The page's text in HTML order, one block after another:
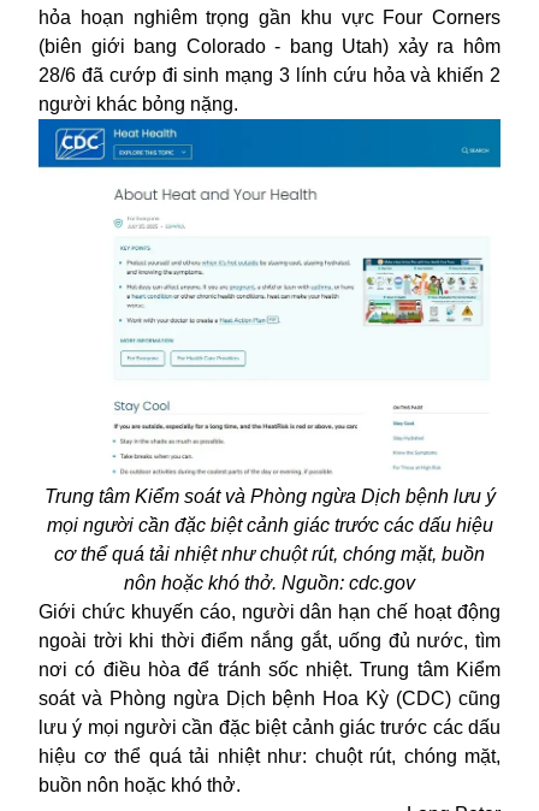
hỏa hoạn nghiêm trọng gần khu vực Four Corners
(biên giới bang Colorado - bang Utah) xảy ra hôm
28/6 đã cướp đi sinh mạng 3 lính cứu hỏa và khiến 2
người khác bỏng nặng.
Trung tâm Kiểm soát và Phòng ngừa Dịch bệnh lưu ý
mọi người cần đặc biệt cảnh giác trước các dấu hiệu
cơ thể quá tải nhiệt như chuột rút, chóng mặt, buồn
nôn hoặc khó thở. Nguồn: cdc.gov
Giới chức khuyến cáo, người dân hạn chế hoạt động
ngoài trời khi thời điểm nắng gắt, uống đủ nước, tìm
nơi có điều hòa để tránh sốc nhiệt. Trung tâm Kiểm
soát và Phòng ngừa Dịch bệnh Hoa Kỳ (CDC) cũng
lưu ý mọi người cần đặc biệt cảnh giác trước các dấu
hiệu cơ thể quá tải nhiệt như: chuột rút, chóng mặt,
buồn nôn hoặc khó thở.